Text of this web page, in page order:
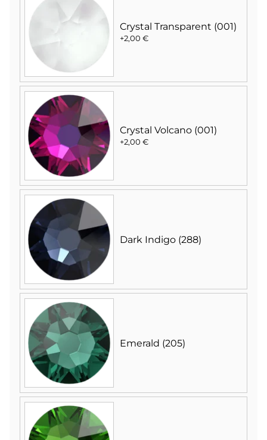
Crystal Transparent (001)
+2,00 €
Crystal Volcano (001)
+2,00 €
Dark Indigo (288)
Emerald (205)